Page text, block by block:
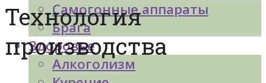
Самогонные аппараты
Брага
Здоровье
Алкоголизм
Технология
производства